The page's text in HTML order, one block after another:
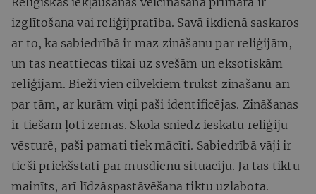
izglītošana vai reliģijpratība. Savā ikdienā saskaros
ar to, ka sabiedrībā ir maz zināšanu par reliģijām,
un tas neattiecas tikai uz svešām un eksotiskām
reliģijām. Bieži vien cilvēkiem trūkst zināšanu arī
par tām, ar kurām viņi paši identificējas. Zināšanas
ir tiešām ļoti zemas. Skola sniedz ieskatu reliģiju
vēsturē, paši pamati tiek mācīti. Sabiedrībā vāji ir
tieši priekšstati par mūsdienu situāciju. Ja tas tiktu
mainīts, arī līdzāspastāvēšana tiktu uzlabota.